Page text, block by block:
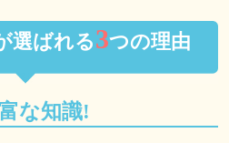
選ばれる3つの理由
な知識!